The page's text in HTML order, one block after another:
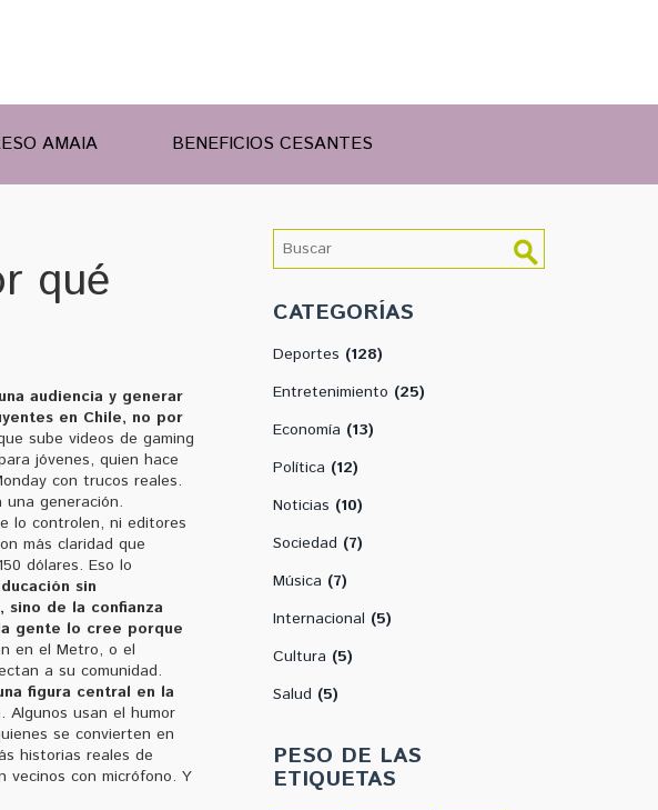
AMAIA BENEFICIOS CESANTES
qué
audiencia y generar
en Chile, no por
sube videos de gaming
jóvenes, quien hace
con trucos reales.
generación.
lo controlen, ni editores
más claridad que
dólares. Eso lo
sin
sino de la confianza
gente lo cree porque
en el Metro, o el
a su comunidad.
figura central en la
usan el humor
se convierten en
historias reales de
vecinos con micrófono. Y
CATEGORÍAS
Deportes (128)
Entretenimiento (25)
Economía (13)
Política (12)
Noticias (10)
Sociedad (7)
Música (7)
Internacional (5)
Cultura (5)
Salud (5)
PESO DE LAS
ETIQUETAS